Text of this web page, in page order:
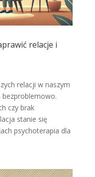
relacje i
relacji w naszym
bezproblemowo.
czy brak
stanie się
psychoterapia dla